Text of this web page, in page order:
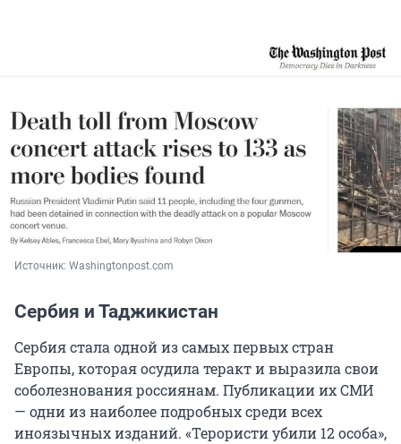
Источник: Washingtonpost.com
Сербия и Таджикистан
Сербия стала одной из самых первых стран
Европы, которая осудила теракт и выразила свои
соболезнования россиянам. Публикации их СМИ
— одни из наиболее подробных среди всех
иноязычных изданий. «Терористи убили 12 особа»,